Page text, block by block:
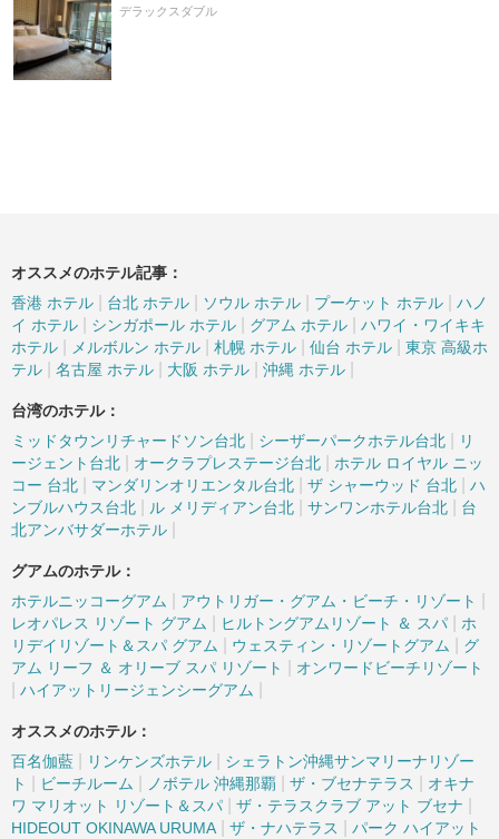
デラックスダブル
オススメのホテル記事：
香港 ホテル
台北 ホテル ソウル ホテル プーケット ホテル
ハノ
イ ホテル
シンガポール ホテル グアム ホテル
ハワイ・ワイキキ
ホテル
メルボルン ホテル 札幌 ホテル 仙台 ホテル
東京 高級ホ
テル
名古屋 ホテル 大阪 ホテル 沖縄 ホテル
台湾のホテル：
ミッドタウンリチャードソン台北
シーザーパークホテル台北
リ
ージェント台北
オークラプレステージ台北
ホテル ロイヤル ニッ
コー 台北
マンダリンオリエンタル台北 ザ シャーウッド 台北
ハ
ンブルハウス台北
ル メリディアン台北 サンワンホテル台北
台
北アンバサダーホテル
グアムのホテル：
ホテルニッコーグアム
アウトリガー・グアム・ビーチ・リゾート
レオパレス リゾート グアム ヒルトングアムリゾート ＆ スパ
ホ
リデイリゾート＆スパ グアム
ウェスティン・リゾートグアム
グ
アム リーフ ＆ オリーブ スパ リゾート
オンワードビーチリゾート
ハイアットリージェンシーグアム
オススメのホテル：
百名伽藍
リンケンズホテル
シェラトン沖縄サンマリーナリゾー
ト
ビーチルーム ノボテル 沖縄那覇 ザ・ブセナテラス
オキナ
ワ マリオット リゾート＆スパ
ザ・テラスクラブ アット ブセナ
HIDEOUT OKINAWA URUMA ザ・ナハテラス
パーク ハイアット